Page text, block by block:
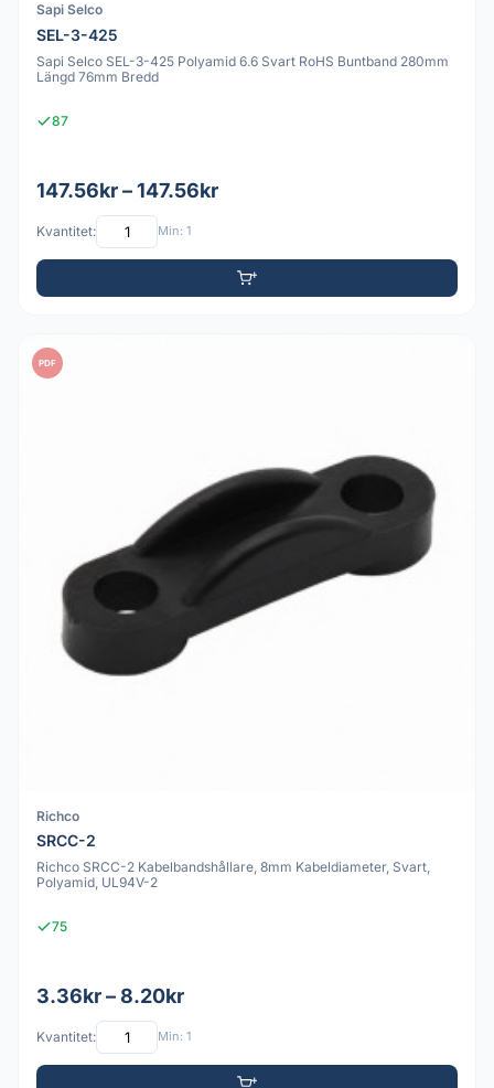
Sapi Selco
SEL-3-425
Sapi Selco SEL-3-425 Polyamid 6.6 Svart RoHS Buntband 280mm
Längd 76mm Bredd
87
147.56kr – 147.56kr
Kvantitet: Min: 1
PDF
Richco
SRCC-2
Richco SRCC-2 Kabelbandshållare, 8mm Kabeldiameter, Svart,
Polyamid, UL94V-2
75
3.36kr – 8.20kr
Kvantitet: Min: 1